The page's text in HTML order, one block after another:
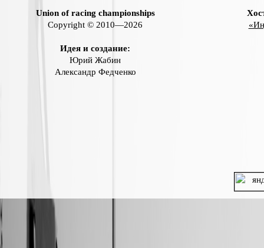
Union of racing championships
Copyright © 2010—2026
Идея и создание:
Юрий Жабин
Александр Федченко